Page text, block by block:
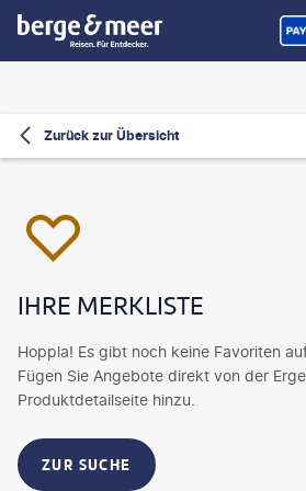
Zurück zur Übersicht
IHRE MERKLISTE
Hoppla! Es gibt noch keine Favoriten
Fügen Sie Angebote direkt von der
Produktdetailseite hinzu.
ZUR SUCHE